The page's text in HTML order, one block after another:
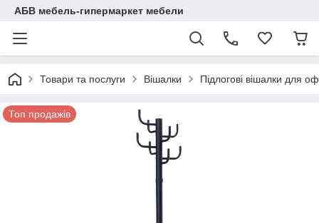
АБВ мебель-гипермаркет мебели
Товари та послуги Вішалки Підлогові вішалки для
Топ продажів